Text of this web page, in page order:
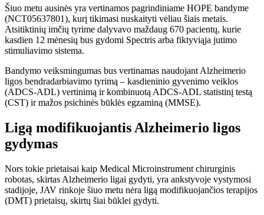
Šiuo metu ausinės yra vertinamos pagrindiniame HOPE bandyme
(NCT05637801), kurį tikimasi nuskaityti vėliau šiais metais.
Atsitiktinių imčių tyrime dalyvavo maždaug 670 pacientų, kurie
kasdien 12 mėnesių bus gydomi Spectris arba fiktyviąja jutimo
stimuliavimo sistema.
Bandymo veiksmingumas bus vertinamas naudojant Alzheimerio
ligos bendradarbiavimo tyrimą – kasdieninio gyvenimo veiklos
(ADCS-ADL) vertinimą ir kombinuotą ADCS-ADL statistinį testą
(CST) ir mažos psichinės būklės egzaminą (MMSE).
Ligą modifikuojantis Alzheimerio ligos
gydymas
Nors tokie prietaisai kaip Medical Microinstrument chirurginis
robotas, skirtas Alzheimerio ligai gydyti, yra ankstyvoje vystymosi
stadijoje, JAV rinkoje šiuo metu nėra ligą modifikuojančios terapijos
(DMT) prietaisų, skirtų šiai būklei gydyti.